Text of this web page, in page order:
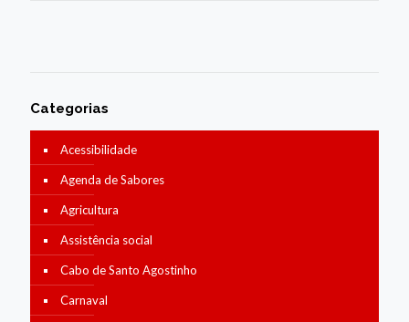
Categorias
Acessibilidade
Agenda de Sabores
Agricultura
Assistência social
Cabo de Santo Agostinho
Carnaval